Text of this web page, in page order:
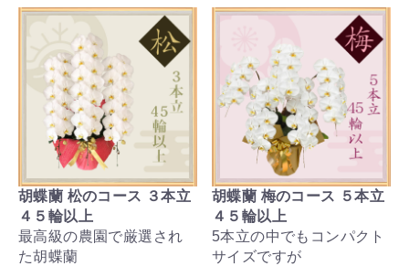
胡蝶蘭 松のコース ３本立
４５輪以上
最高級の農園で厳選され
た胡蝶蘭
胡蝶蘭 梅のコース ５本立
４５輪以上
5本立の中でもコンパクト
サイズですが